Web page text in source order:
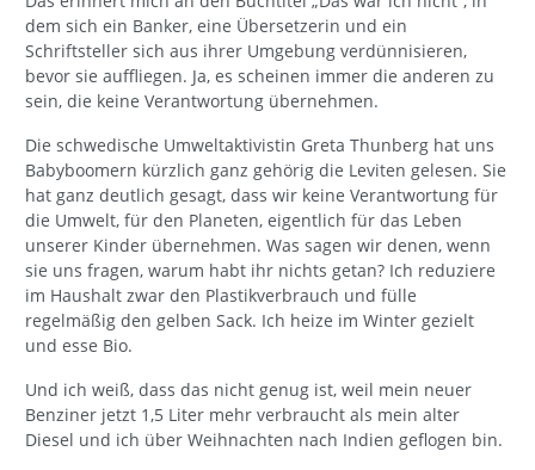
dem sich ein Banker, eine Übersetzerin und ein
Schriftsteller sich aus ihrer Umgebung verdünnisieren,
bevor sie auffliegen. Ja, es scheinen immer die anderen zu
sein, die keine Verantwortung übernehmen.
Die schwedische Umweltaktivistin Greta Thunberg hat uns
Babyboomern kürzlich ganz gehörig die Leviten gelesen. Sie
hat ganz deutlich gesagt, dass wir keine Verantwortung für
die Umwelt, für den Planeten, eigentlich für das Leben
unserer Kinder übernehmen. Was sagen wir denen, wenn
sie uns fragen, warum habt ihr nichts getan? Ich reduziere
im Haushalt zwar den Plastikverbrauch und fülle
regelmäßig den gelben Sack. Ich heize im Winter gezielt
und esse Bio.
Und ich weiß, dass das nicht genug ist, weil mein neuer
Benziner jetzt 1,5 Liter mehr verbraucht als mein alter
Diesel und ich über Weihnachten nach Indien geflogen bin.